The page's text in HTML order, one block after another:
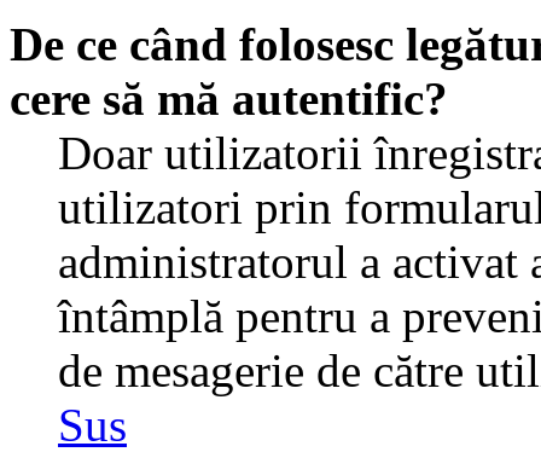
De ce când folosesc
cere să mă autentific?
Doar utilizatorii
utilizatori prin
administratorul a activat
întâmplă pentru a
de mesagerie de către
Sus